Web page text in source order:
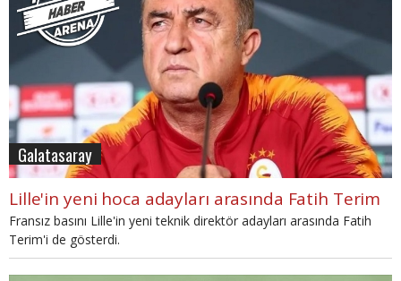
Galatasaray
Lille'in yeni hoca adayları arasında Fatih Terim
Fransız basını Lille'in yeni teknik direktör adayları arasında Fatih
Terim'i de gösterdi.